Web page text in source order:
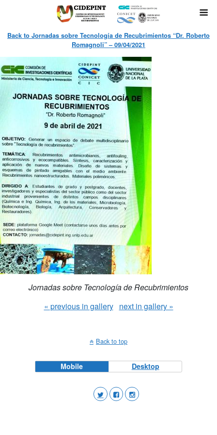
Back to Jornadas sobre Tecnología de Recubrimientos “Dr. Roberto
Romagnoli” – 09/04/2021
Jornadas sobre Tecnología de Recubrimientos
« previous in gallery next in gallery »
Back to top
Mobile Desktop